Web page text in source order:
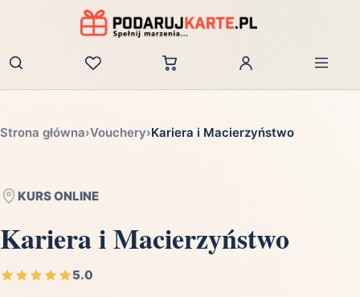
Zaloguj
Strona główna›Vouchery›Kariera i Macierzyństwo
KURS ONLINE
Kariera i Macierzyństwo
5.0